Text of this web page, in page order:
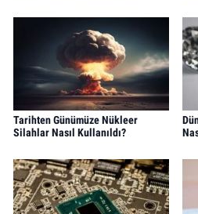
Tarihten Günümüze Nükleer
Silahlar Nasıl Kullanıldı?